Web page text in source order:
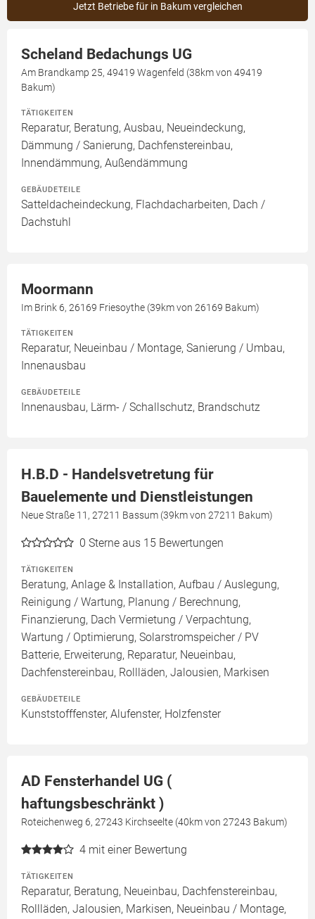
Jetzt Betriebe für in Bakum vergleichen
Scheland Bedachungs UG
Am Brandkamp 25, 49419 Wagenfeld (38km von 49419
Bakum)
TÄTIGKEITEN
Reparatur, Beratung, Ausbau, Neueindeckung,
Dämmung / Sanierung, Dachfenstereinbau,
Innendämmung, Außendämmung
GEBÄUDETEILE
Satteldacheindeckung, Flachdacharbeiten, Dach /
Dachstuhl
Moormann
Im Brink 6, 26169 Friesoythe (39km von 26169 Bakum)
TÄTIGKEITEN
Reparatur, Neueinbau / Montage, Sanierung / Umbau,
Innenausbau
GEBÄUDETEILE
Innenausbau, Lärm- / Schallschutz, Brandschutz
H.B.D - Handelsvetretung für
Bauelemente und Dienstleistungen
Neue Straße 11, 27211 Bassum (39km von 27211 Bakum)
0 Sterne aus 15 Bewertungen
TÄTIGKEITEN
Beratung, Anlage & Installation, Aufbau / Auslegung,
Reinigung / Wartung, Planung / Berechnung,
Finanzierung, Dach Vermietung / Verpachtung,
Wartung / Optimierung, Solarstromspeicher / PV
Batterie, Erweiterung, Reparatur, Neueinbau,
Dachfenstereinbau, Rollläden, Jalousien, Markisen
GEBÄUDETEILE
Kunststofffenster, Alufenster, Holzfenster
AD Fensterhandel UG (
haftungsbeschränkt )
Roteichenweg 6, 27243 Kirchseelte (40km von 27243 Bakum)
4 mit einer Bewertung
TÄTIGKEITEN
Reparatur, Beratung, Neueinbau, Dachfenstereinbau,
Rollläden, Jalousien, Markisen, Neueinbau / Montage,